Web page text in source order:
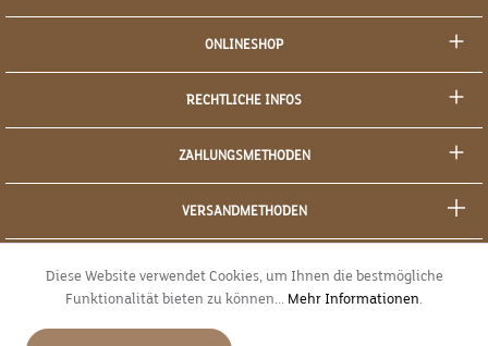
ONLINESHOP
RECHTLICHE INFOS
ZAHLUNGSMETHODEN
VERSANDMETHODEN
Diese Website verwendet Cookies, um Ihnen die bestmögliche
Funktionalität bieten zu können... Mehr Informationen.